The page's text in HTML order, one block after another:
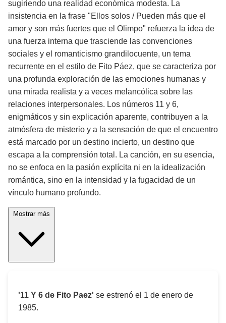
sugiriendo una realidad económica modesta. La
insistencia en la frase "Ellos solos / Pueden más que el
amor y son más fuertes que el Olimpo" refuerza la idea de
una fuerza interna que trasciende las convenciones
sociales y el romanticismo grandilocuente, un tema
recurrente en el estilo de Fito Páez, que se caracteriza por
una profunda exploración de las emociones humanas y
una mirada realista y a veces melancólica sobre las
relaciones interpersonales. Los números 11 y 6,
enigmáticos y sin explicación aparente, contribuyen a la
atmósfera de misterio y a la sensación de que el encuentro
está marcado por un destino incierto, un destino que
escapa a la comprensión total. La canción, en su esencia,
no se enfoca en la pasión explícita ni en la idealización
romántica, sino en la intensidad y la fugacidad de un
vínculo humano profundo.
'11 Y 6 de Fito Paez' se estrenó el 1 de enero de
1985.